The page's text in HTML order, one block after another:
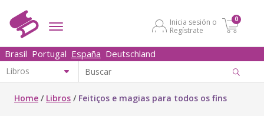
Inicia sesión o
Regístrate
0
Brasil Portugal España Deutschland
Home / Libros / Feitiços e magias para todos os fins